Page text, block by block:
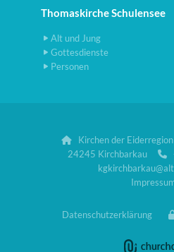
Thomaskirche Schulensee
Alt und Jung
Gottesdienste
Personen

Kirchen der
24245 Kirchbarkau

Datenschutzerklärung